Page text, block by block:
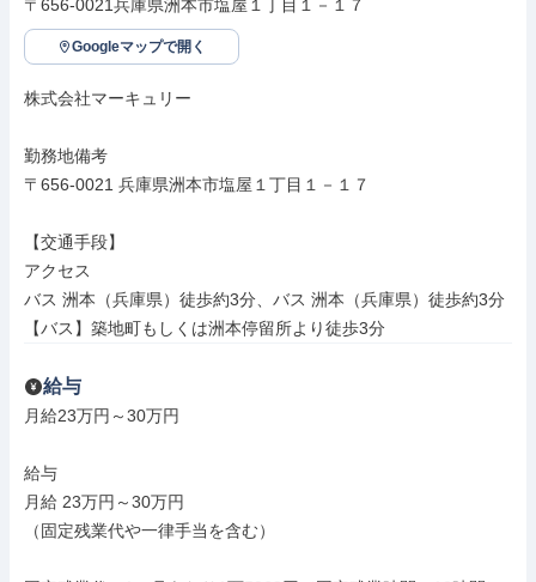
〒656-0021兵庫県洲本市塩屋１丁目１－１７
Googleマップで開く
株式会社マーキュリー
勤務地備考
〒656-0021 兵庫県洲本市塩屋１丁目１－１７
【交通手段】
アクセス
バス 洲本（兵庫県）徒歩約3分、バス 洲本（兵庫県）徒歩約3分
【バス】築地町もしくは洲本停留所より徒歩3分
給与
月給23万円～30万円
給与
月給 23万円～30万円
（固定残業代や一律手当を含む）